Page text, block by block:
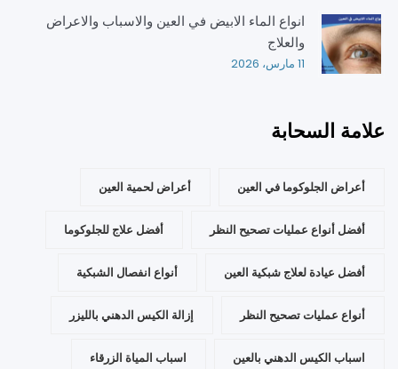
انواع الماء الابيض في العين والاسباب والاعراض
والعلاج
11 مارس، 2026
علامة السحابة
أعراض الجلوكوما في العين أعراض لحمية العين
أفضل أنواع عمليات تصحيح النظر أفضل علاج للجلوكوما
أفضل عيادة لعلاج شبكية العين أنواع انفصال الشبكية
أنواع عمليات تصحيح النظر إزالة الكيس الدهني بالليزر
اسباب الكيس الدهني بالعين اسباب المياة الزرقاء